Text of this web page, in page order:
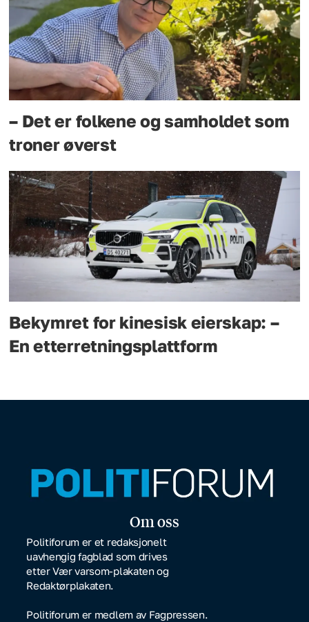
– Det er folkene og samholdet som
troner øverst
Bekymret for kinesisk eierskap: –
En etterretningsplattform
Om oss
Politiforum er et redaksjonelt
uavhengig fagblad som drives
etter Vær varsom-plakaten og
Redaktørplakaten.
Politiforum er medlem av Fagpressen.